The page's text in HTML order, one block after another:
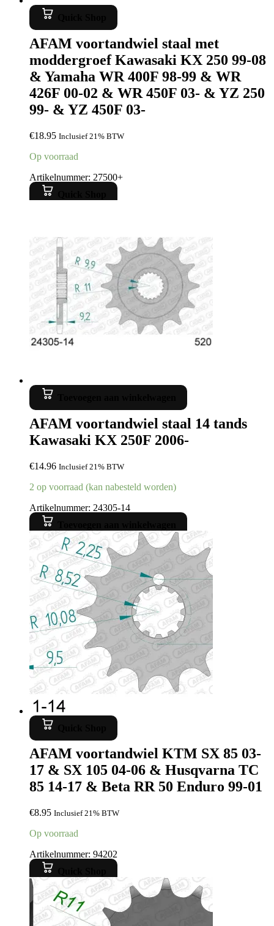
AFAM voortandwiel staal met
moddergroef Kawasaki KX 250 99-08
& Yamaha WR 400F 98-99 & WR
426F 00-02 & WR 450F 03- & YZ 250
99- & YZ 450F 03-
€18.95 Inclusief 21% BTW
Op voorraad
Artikelnummer: 27500+
AFAM voortandwiel staal 14 tands
Kawasaki KX 250F 2006-
€14.96 Inclusief 21% BTW
2 op voorraad (kan nabesteld worden)
Artikelnummer: 24305-14
AFAM voortandwiel KTM SX 85 03-
17 & SX 105 04-06 & Husqvarna TC
85 14-17 & Beta RR 50 Enduro 99-01
€8.95 Inclusief 21% BTW
Op voorraad
Artikelnummer: 94202